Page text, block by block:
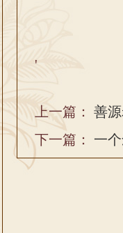
'
上一篇： 善
下一篇： 一